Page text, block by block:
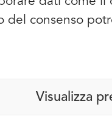
del consenso
Visualizza